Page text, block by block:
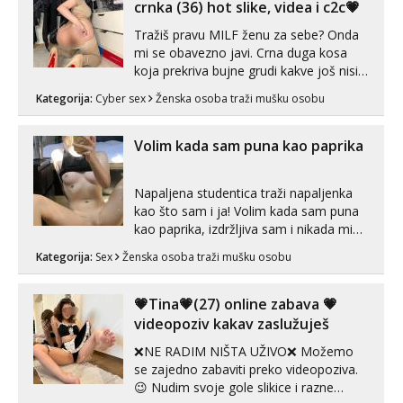
crnka (36) hot slike, videa i c2c💗
Tražiš pravu MILF ženu za sebe? Onda
mi se obavezno javi. Crna duga kosa
koja prekriva bujne grudi kakve još nisi
vidio, čista ŠESTICA! A usne? O usnama
bolje da ni ne pričam. Prave pune usne
vjeruj mi, takve još nisi vidio. Uvijek sam
spremna za ONLOINE zabavu...
Kategorija: Cyber sex Ženska osoba traži mušku osobu
Volim kada sam puna kao paprika
Napaljena studentica traži napaljenka
kao što sam i ja! Volim kada sam puna
kao paprika, izdržljiva sam i nikada mi
puta dnevno bilo kad i bilo gdje zato se
link ispod i nadji me tamo, cekam te!
Kategorija: Sex Ženska osoba traži mušku osobu
💗Tina💗(27) online zabava 💗
videopoziv kakav zaslužuješ
❌NE RADIM NIŠTA UŽIVO❌ Možemo
se zajedno zabaviti preko videopoziva.
😉 Nudim svoje gole slikice i razne